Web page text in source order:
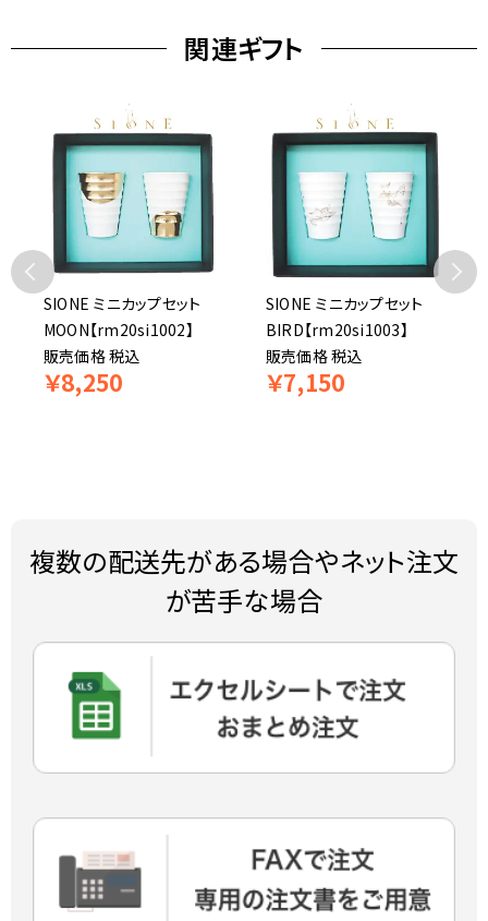
関連ギフト
SIONE ミニカップセット
MOON【rm20si1002】
販売価格税込
￥8,250
SIONE ミニカップセット
BIRD【rm20si1003】
販売価格税込
￥7,150
複数の配送先がある場合やネット注文
が苦手な場合